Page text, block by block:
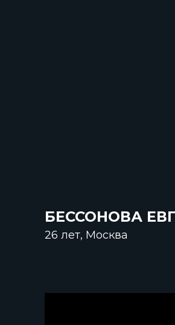
БЕССОНОВА
26 лет, Москва